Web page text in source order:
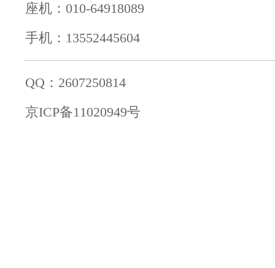
座机：010-64918089
手机：13552445604
QQ：2607250814
京ICP备11020949号